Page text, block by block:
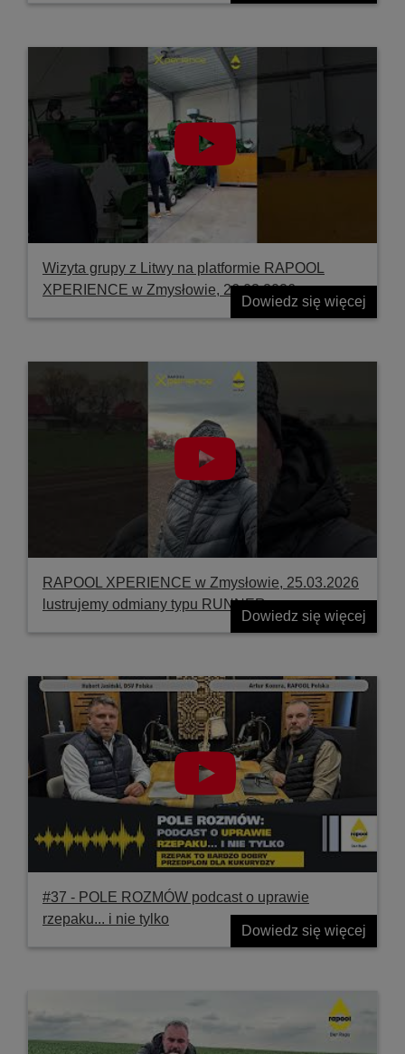
Wizyta grupy z Litwy na platformie RAPOOL
XPERIENCE w Zmysłowie, 26.03.2026
Dowiedz się więcej
RAPOOL XPERIENCE w Zmysłowie, 25.03.2026
lustrujemy odmiany typu RUNNER
Dowiedz się więcej
#37 ‐ POLE ROZMÓW podcast o uprawie
rzepaku... i nie tylko
Dowiedz się więcej